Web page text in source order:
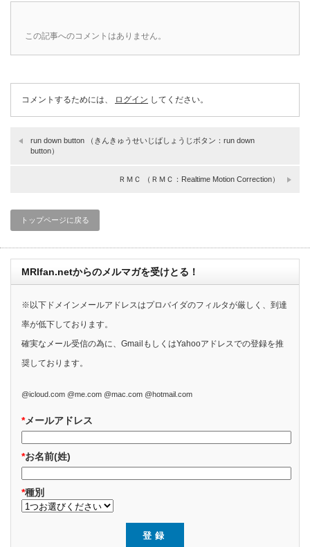
この記事へのコメントはありません。
コメントするためには、 ログイン してください。
run down button （きんきゅうせいじばしょうじボタン：run down
button）
ＲＭＣ （ＲＭＣ：Realtime Motion Correction）
トップページに戻る
MRIfan.netからのメルマガを受けとる！
※以下ドメインメールアドレスはプロバイダのフィルタが厳しく、到達
率が低下しております。
確実なメール受信の為に、GmailもしくはYahooアドレスでの登録を推
奨しております。
@icloud.com @me.com @mac.com @hotmail.com
*メールアドレス
*お名前(姓)
*種別